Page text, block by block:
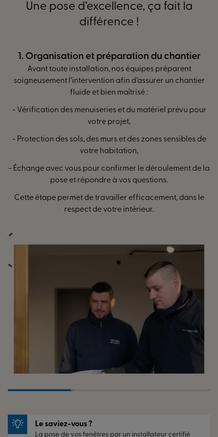
d’entrée en bois, volets battants et pliants.
Un accompagnement humain et
Parce qu’un projet de menuiserie ne se décide pas à la
légère, nos conseillers prennent le temps de vous écouter
et de vous orienter. Aux Sorinières, vous profitez :
votre projet,
logement et à votre budget,
personnaliser vos
menuiseriesdans les moindres détails : matériaux, teintes,
formes, options.
Notre priorité : vous aider à concevoir un projet cohérent,
durable et en accord avec vos envies.
durable
La qualité d’une menuiserie repose aussi sur son
installation. C’est pourquoi la pose est confiée à des
Certifiées RGE Qualibat,
Formées aux méthodes TRYBA,
Attentives au respect des règles techniques et à la
performances optimales et d’économies d’énergie
Vous avez un projet ?
Sorinières et échangeons ensemble sur vos besoins. Nous
Une pose d’excellence, ça fait la
différence !
chantier
un chantier
prévu pour
sensibles de
de la
dans le
2. Installation des
La pose est réalisée par nos installateurs
nos méthodes :
- Mise en place précise des nouveaux
configuration de votre
- Traitement de l’étanchéité pour
thermique et acoustique.
Le saviez-vous ?
La pose de vos fenêtres par un installateur certifié